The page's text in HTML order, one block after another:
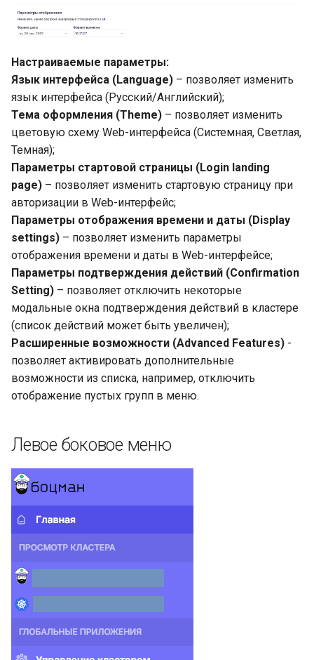
Проксирование реестра
Работа с трафиком east-
west и north-south
Подключение физических
устройств напрямую к
контейнерам
Подключение
инструментов Argo CD
Настройка вертикального
масштабирования подов
(VPA)
Полнофункциональный
кластер на трех узлах
Настраиваемые параметры:
Язык интерфейса (Language) – позволяет изменить
язык интерфейса (Русский/Английский);
Тема оформления (Theme) – позволяет изменить
цветовую схему Web-интерфейса (Системная, Светлая,
Темная);
Параметры стартовой страницы (Login landing
page) – позволяет изменить стартовую страницу при
авторизации в Web-интерфейс;
Параметры отображения времени и даты (Display
settings) – позволяет изменить параметры
отображения времени и даты в Web-интерфейсе;
Параметры подтверждения действий (Confirmation
Setting) – позволяет отключить некоторые
модальные окна подтверждения действий в кластере
(список действий может быть увеличен);
Расширенные возможности (Advanced Features) -
позволяет активировать дополнительные
возможности из списка, например, отключить
отображение пустых групп в меню.
Левое боковое меню